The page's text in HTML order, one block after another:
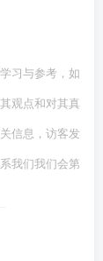
习与参考，如
观点和对其真
信息，访客发
我们我们会第